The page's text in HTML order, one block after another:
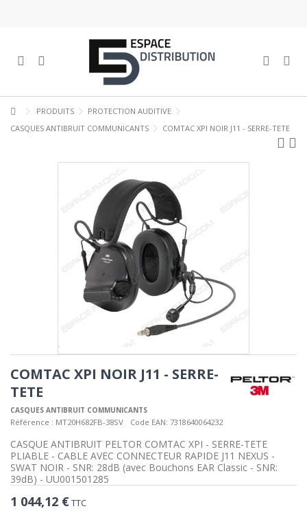
PRODUITS
PROTECTION AUDITIVE
CASQUES ANTIBRUIT COMMUNICANTS
COMTAC XPI NOIR J11 - SERRE-TETE
COMTAC XPI NOIR J11 - SERRE-
TETE
CASQUES ANTIBRUIT COMMUNICANTS
Référence : MT20H682FB-38SV Code EAN: 7318640064232
CASQUE ANTIBRUIT PELTOR COMTAC XPI - SERRE-TETE
PLIABLE - CABLE AVEC CONNECTEUR RAPIDE J11 NEXUS -
SWAT NOIR - SNR: 28dB (avec Bouchons EAR Classic - SNR:
39dB) - UU001501285
1 044,12 €TTC